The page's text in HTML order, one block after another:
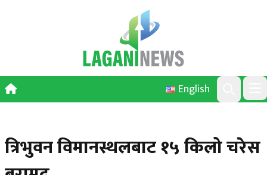
English
Search
त्रिभुवन विमानस्थलबाट १५ किलो चरेस